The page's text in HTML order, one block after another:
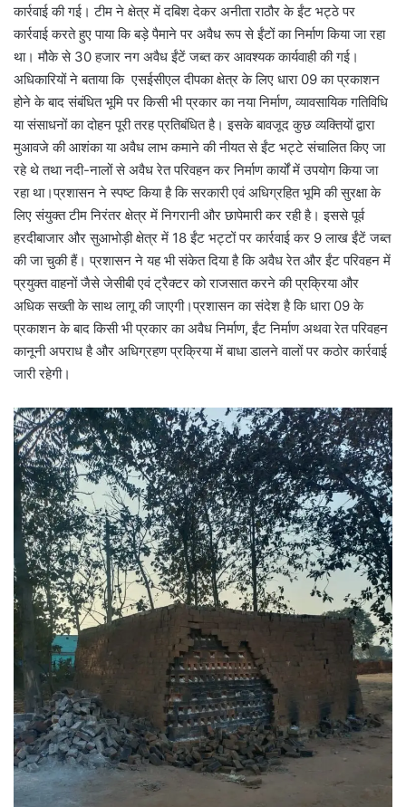
कार्रवाई की गई। टीम ने क्षेत्र में दबिश देकर अनीता राठौर के ईंट भट्ठे पर
कार्रवाई करते हुए पाया कि बड़े पैमाने पर अवैध रूप से ईंटों का निर्माण किया जा रहा
था। मौके से 30 हजार नग अवैध ईंटें जब्त कर आवश्यक कार्यवाही की गई।
अधिकारियों ने बताया कि एसईसीएल दीपका क्षेत्र के लिए धारा 09 का प्रकाशन
होने के बाद संबंधित भूमि पर किसी भी प्रकार का नया निर्माण, व्यावसायिक गतिविधि
या संसाधनों का दोहन पूरी तरह प्रतिबंधित है। इसके बावजूद कुछ व्यक्तियों द्वारा
मुआवजे की आशंका या अवैध लाभ कमाने की नीयत से ईंट भट्टे संचालित किए जा
रहे थे तथा नदी-नालों से अवैध रेत परिवहन कर निर्माण कार्यों में उपयोग किया जा
रहा था।प्रशासन ने स्पष्ट किया है कि सरकारी एवं अधिग्रहित भूमि की सुरक्षा के
लिए संयुक्त टीम निरंतर क्षेत्र में निगरानी और छापेमारी कर रही है। इससे पूर्व
हरदीबाजार और सुआभोड़ी क्षेत्र में 18 ईंट भट्टों पर कार्रवाई कर 9 लाख ईंटें जब्त
की जा चुकी हैं। प्रशासन ने यह भी संकेत दिया है कि अवैध रेत और ईंट परिवहन में
प्रयुक्त वाहनों जैसे जेसीबी एवं ट्रैक्टर को राजसात करने की प्रक्रिया और
अधिक सख्ती के साथ लागू की जाएगी।प्रशासन का संदेश है कि धारा 09 के
प्रकाशन के बाद किसी भी प्रकार का अवैध निर्माण, ईंट निर्माण अथवा रेत परिवहन
कानूनी अपराध है और अधिग्रहण प्रक्रिया में बाधा डालने वालों पर कठोर कार्रवाई
जारी रहेगी।